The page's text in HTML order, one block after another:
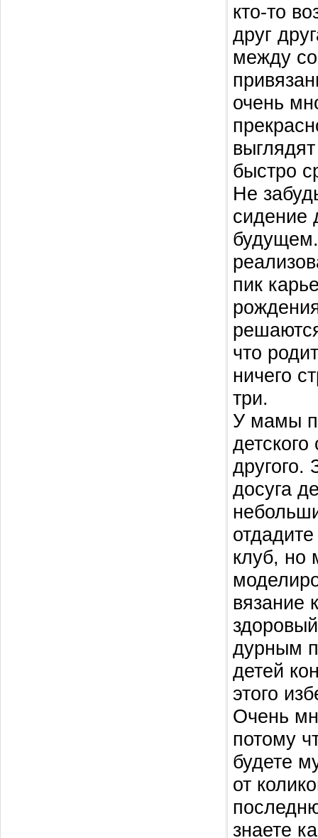
кто-то
друг
между
очень
быстро
Не
сидение
пик
что
ничего
три.
У мамы
другого.
досуга
клуб, но
вязание
дурным
детей
этого
Очень
потому
будете
от
знаете